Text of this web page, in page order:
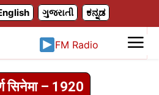
ગુજરાતી ಕನ್ನಡ
FM Radio
सिनेमा – 1920